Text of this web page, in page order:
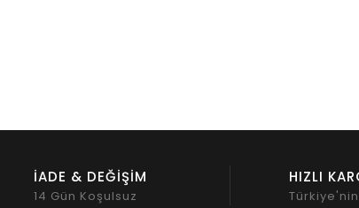
İADE & DEĞİŞİM
14 Gün Koşulsuz
HIZLI